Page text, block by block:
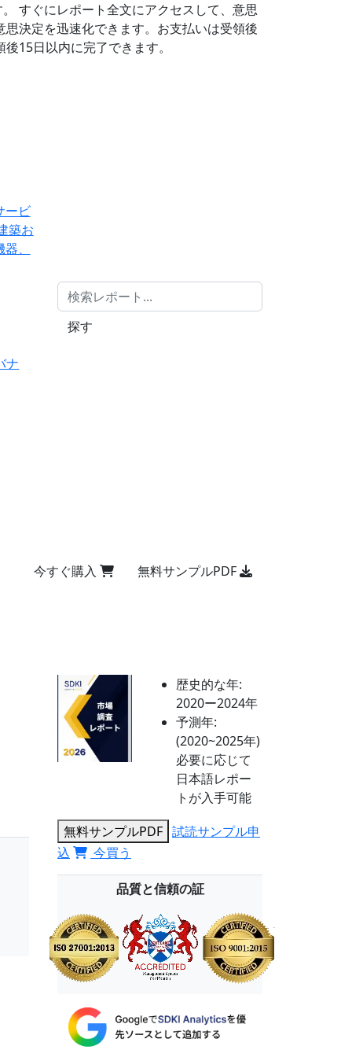
すぐにレポート全文にアクセスして、意思
決定を迅速化できます。お支払いは受領後
15日以内に完了できます。
ービ
築お
、
ナ
探す
今すぐ購入 無料サンプルPDF
歴史的な年:
2020ー2024年
予測年:
(2020~2025年)
必要に応じて
日本語レポー
トが入手可能
無料サンプルPDF 試読サンプル申
込
今買う
品質と信頼の証